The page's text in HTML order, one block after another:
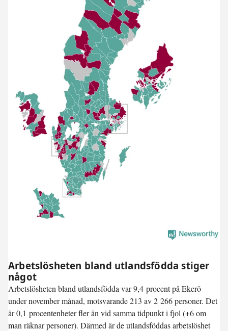
Arbetslösheten bland utlandsfödda stiger
något
Arbetslösheten bland utlandsfödda var9,4 procentpå Ekerö
under november månad, motsvarande 213 av 2 266 personer. Det
är0,1 procentenheter flerän vid samma tidpunkt i fjol (+6 om
man räknar personer). Därmed är de utlandsföddas arbetslöshet